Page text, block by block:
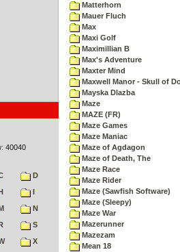
40040
D
I
N
S
X
Matterhorn
Mauer Fluch
Max
Maxi Golf
Maximillian B
Max's Adventure
Maxter Mind
Maxwell Manor - Skull of
Mayska Dlazba
Maze
MAZE (FR)
Maze Games
Maze Maniac
Maze of Agdagon
Maze of Death, The
Maze Race
Maze Rider
Maze (Sawfish Software)
Maze (Sleepy)
Maze War
Mazerunner
Mazezam
Mean 18